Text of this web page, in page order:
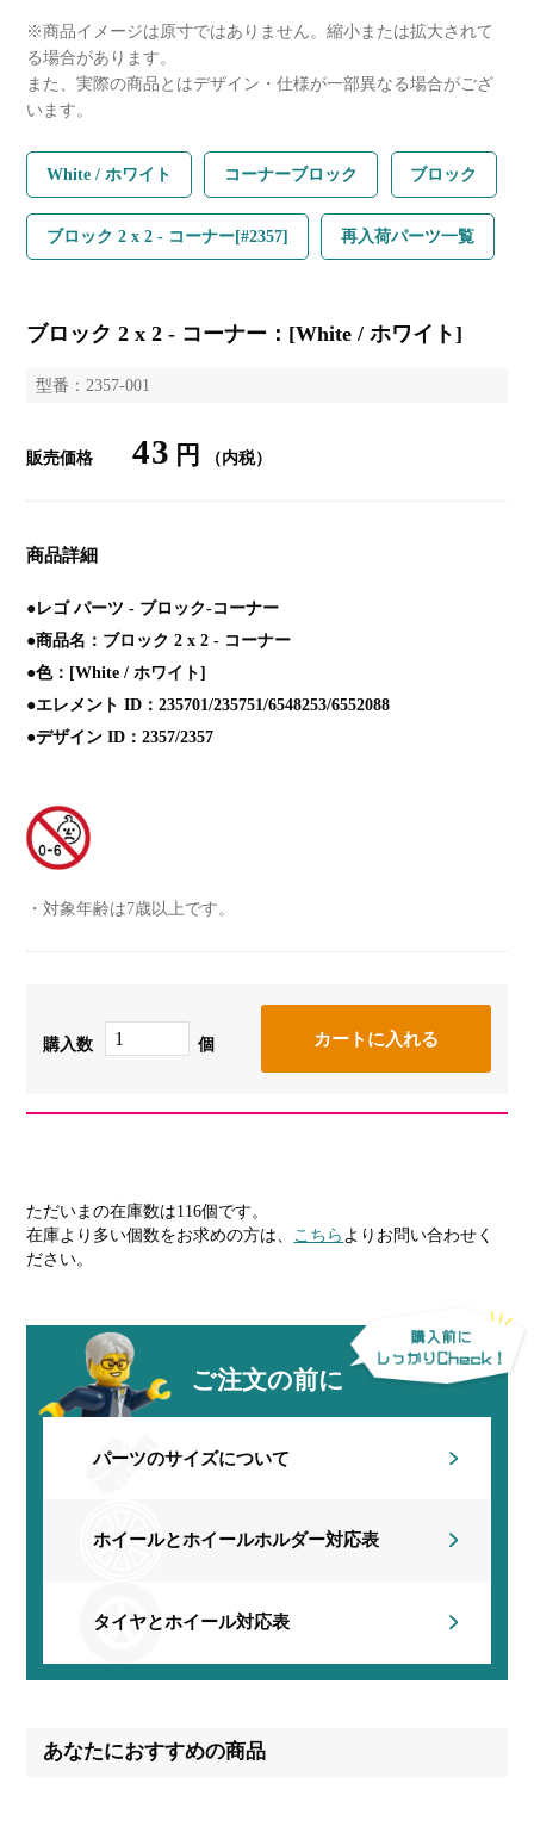
※商品イメージは原寸ではありません。縮小または拡大されて
る場合があります。
また、実際の商品とはデザイン・仕様が一部異なる場合がござ
います。
White / ホワイト コーナーブロック ブロック
ブロック 2 x 2 - コーナー[#2357] 再入荷パーツ一覧
ブロック 2 x 2 - コーナー：[White / ホワイト]
型番：2357-001
販売価格 43 円 （内税）
商品詳細
●レゴ パーツ - ブロック-コーナー
●商品名：ブロック 2 x 2 - コーナー
●色：[White / ホワイト]
●エレメント ID：235701/235751/6548253/6552088
●デザイン ID：2357/2357
対象年齢は7歳以上です。
購入数 個
ただいまの在庫数は116個です。
在庫より多い個数をお求めの方は、 こちら よりお問い合わせく
ださい。
ご注文の前に
パーツのサイズについて
ホイールとホイールホルダー対応表
タイヤとホイール対応表
あなたにおすすめの商品